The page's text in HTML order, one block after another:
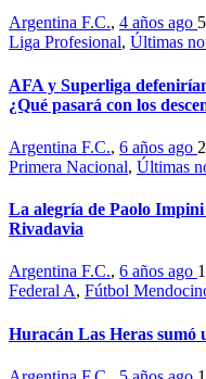
Argentina F.C., 4 años ago
Liga Profesional, Últimas
AFA y Superliga
¿Qué pasará con los
Argentina F.C., 6 años ago
Primera Nacional, Últimas
La alegría de Paolo
Rivadavia
Argentina F.C., 6 años ago
Federal A, Fútbol
Huracán Las Heras sumó